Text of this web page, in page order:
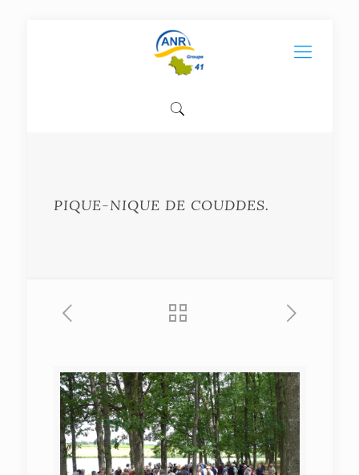
PIQUE-NIQUE DE COUDDES.